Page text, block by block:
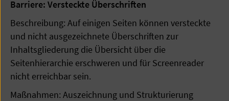
Barriere: Versteckte Überschriften
Beschreibung: Auf einigen Seiten können versteckte
und nicht ausgezeichnete Überschriften zur
Inhaltsgliederung die Übersicht über die
Seitenhierarchie erschweren und für Screenreader
nicht erreichbar sein.
Maßnahmen: Auszeichnung und Strukturierung